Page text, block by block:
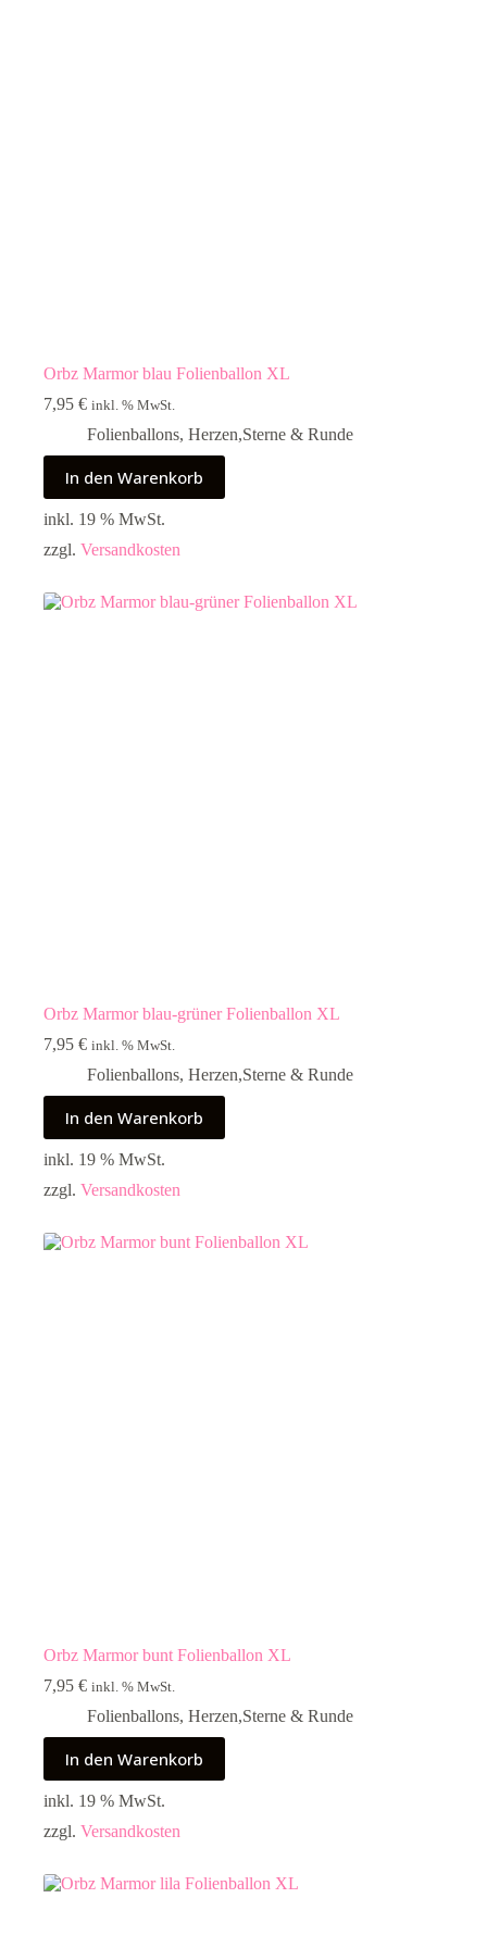
Orbz Marmor blau Folienballon XL
7,95 € inkl. % MwSt.
Folienballons, Herzen,Sterne & Runde
In den Warenkorb
inkl. 19 % MwSt.
zzgl. Versandkosten
Orbz Marmor blau-grüner Folienballon XL
7,95 € inkl. % MwSt.
Folienballons, Herzen,Sterne & Runde
In den Warenkorb
inkl. 19 % MwSt.
zzgl. Versandkosten
Orbz Marmor bunt Folienballon XL
7,95 € inkl. % MwSt.
Folienballons, Herzen,Sterne & Runde
In den Warenkorb
inkl. 19 % MwSt.
zzgl. Versandkosten